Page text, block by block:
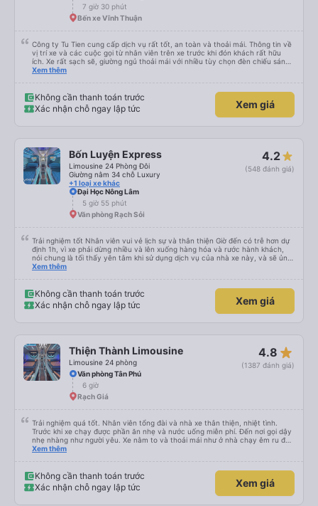
7 giờ 30 phút
Bến xe Vĩnh Thuận
Công ty Tu Tien cung cấp dịch vụ rất tốt, an toàn và thoải mái. Thông tin về
vị trí xe và các cuộc gọi từ nhân viên trên xe trước khi đón khách rất hữu
ích. Xe rất sạch sẽ, giường ngủ thoải mái với nhiều tùy chọn đèn chiếu sáng
và cổng USB được đặt ở vị trí thuận tiện. Nhân viên rất lịch sự và xe đến
Xem thêm
Không cần thanh toán trước
Xác nhận chỗ ngay lập tức
Xem giá
Bốn Luyện Express
Limousine 24 Phòng Đôi
Giường nằm 34 chỗ Luxury
+1 loại xe khác
4.2
(548 đánh giá)
Đại Học Nông Lâm
5 giờ 55 phút
Văn phòng Rạch Sỏi
Trải nghiệm tốt Nhân viên vui vẻ lịch sự và thân thiện Giờ đến có trễ hơn dự
định 1h, vì xe phải dừng nhiều và lên xuống hàng hóa và rước hành khách,
nói chung là tối thấy yên tâm khi sử dụng dịch vụ của nhà xe này, và sẽ ủng
hộ và giới thiệu cho người thân sử dụng dịch vụ của nhà xe này
Xem thêm
Không cần thanh toán trước
Xác nhận chỗ ngay lập tức
Xem giá
Thiện Thành Limousine
Limousine 24 phòng
4.8 star_rate
(1387 đánh giá)
Văn phòng Tân Phú
6 giờ
Rạch Giá
Trải nghiệm quá tốt. Nhân viên tổng đài và nhà xe thân thiện, nhiệt tình.
Trước khi xe chạy được phần ăn nhẹ và nước uống miễn phí. Đến nơi gọi dậy
nhẹ nhàng như người yêu. Xe nằm to và thoải mái như ở nhà chạy êm ru đến
nơi lúc nào không hay luôn. I had very good experience with this bus
woke us up as they were waking up up their lovers. If you are foreigners and
planning to take this bus, please don’t hesitate as the seats are big and
comfortable enough for you to sleep on.
Xem thêm
Không cần thanh toán trước
Xác nhận chỗ ngay lập tức
Xem giá